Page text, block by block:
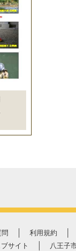
利用規約
サイト
八王子